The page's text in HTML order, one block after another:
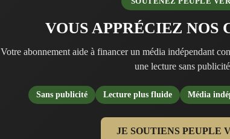
VOUS APPRÉCIEZ NOS
Votre abonnement aide à financer un média indépendant
une lecture sans
Sans publicité Lecture plus fluide Média
JE SOUTIENS PEUPLE